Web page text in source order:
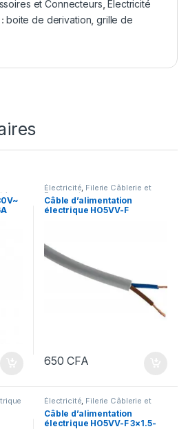
et Connecteurs ,Électricité
:boite de derivation ,grille de
Électricité, Filerie Câblerie et
Fourreautage
Câble d’alimentation
électrique HO5VV-F
650CFA
Électricité, Filerie Câblerie et
Fourreautage
Câble d’alimentation
électrique HO5VV-F 3×1.5-